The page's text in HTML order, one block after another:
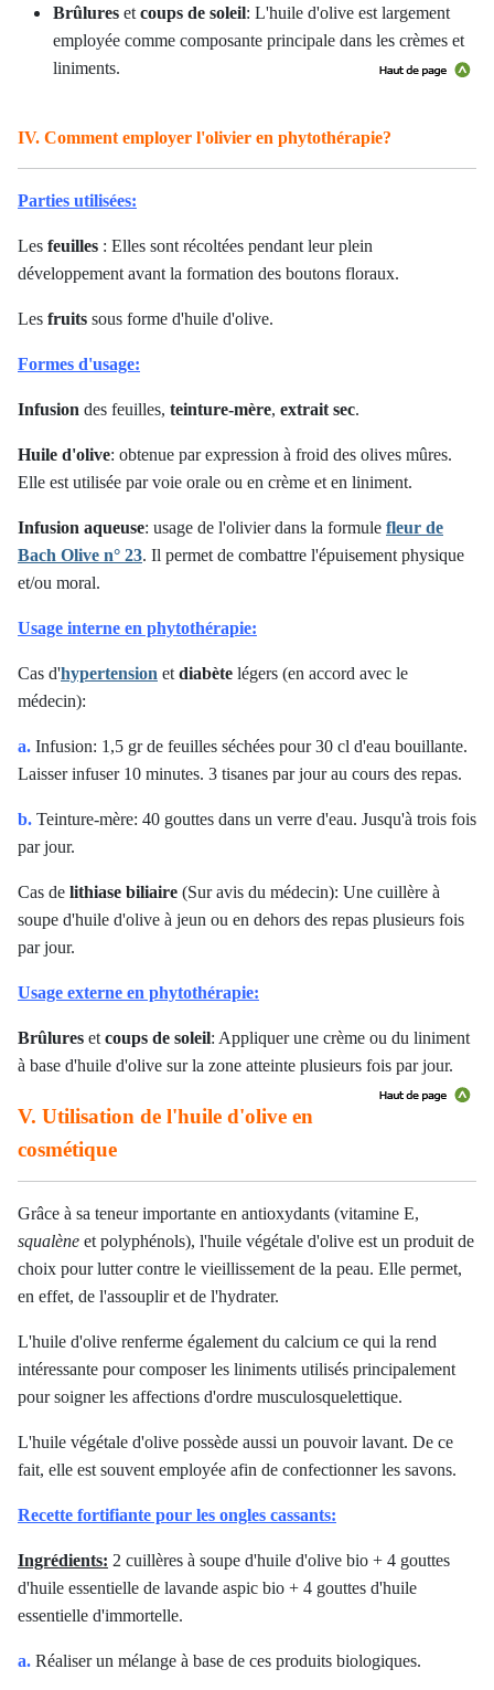
Brûlures et coups de soleil: L'huile d'olive est largement
employée comme composante principale dans les crèmes et
liniments.
IV. Comment employer l'olivier en phytothérapie?
Parties utilisées:
Les feuilles : Elles sont récoltées pendant leur plein
développement avant la formation des boutons floraux.
Les fruits sous forme d'huile d'olive.
Formes d'usage:
Infusion des feuilles, teinture-mère, extrait sec.
Huile d'olive: obtenue par expression à froid des olives mûres.
Elle est utilisée par voie orale ou en crème et en liniment.
Infusion aqueuse: usage de l'olivier dans la formule fleur de
Bach Olive n° 23. Il permet de combattre l'épuisement physique
et/ou moral.
Usage interne en phytothérapie:
Cas d'hypertension et diabète légers (en accord avec le
médecin):
a. Infusion: 1,5 gr de feuilles séchées pour 30 cl d'eau bouillante.
Laisser infuser 10 minutes. 3 tisanes par jour au cours des repas.
b. Teinture-mère: 40 gouttes dans un verre d'eau. Jusqu'à trois fois
par jour.
Cas de lithiase biliaire (Sur avis du médecin): Une cuillère à
soupe d'huile d'olive à jeun ou en dehors des repas plusieurs fois
par jour.
Usage externe en phytothérapie:
Brûlures et coups de soleil: Appliquer une crème ou du liniment
à base d'huile d'olive sur la zone atteinte plusieurs fois par jour.
V. Utilisation de l'huile d'olive en
cosmétique
Grâce à sa teneur importante en antioxydants (vitamine E,
squalène et polyphénols), l'huile végétale d'olive est un produit de
choix pour lutter contre le vieillissement de la peau. Elle permet,
en effet, de l'assouplir et de l'hydrater.
L'huile d'olive renferme également du calcium ce qui la rend
intéressante pour composer les liniments utilisés principalement
pour soigner les affections d'ordre musculosquelettique.
L'huile végétale d'olive possède aussi un pouvoir lavant. De ce
fait, elle est souvent employée afin de confectionner les savons.
Recette fortifiante pour les ongles cassants:
Ingrédients: 2 cuillères à soupe d'huile d'olive bio + 4 gouttes
d'huile essentielle de lavande aspic bio + 4 gouttes d'huile
essentielle d'immortelle.
a. Réaliser un mélange à base de ces produits biologiques.